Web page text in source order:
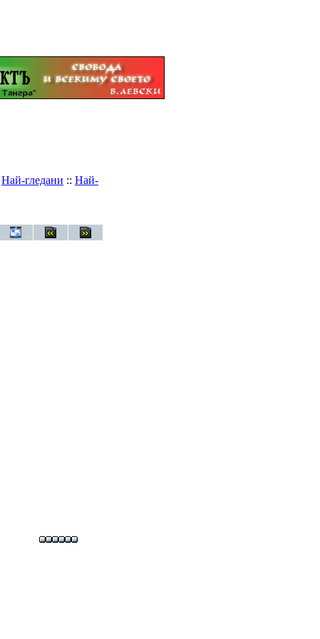
Най-гледани :: Най-